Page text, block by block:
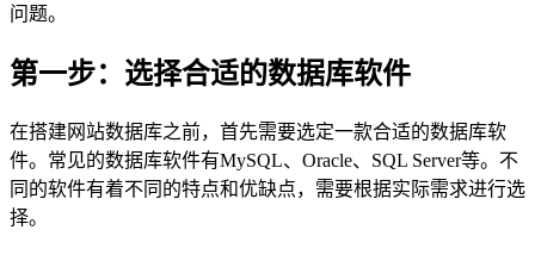
问题。
第一步：选择合适的数据库软件
在搭建网站数据库之前，首先需要选定一款合适的数据库软
件。常见的数据库软件有MySQL、Oracle、SQL Server等。不
同的软件有着不同的特点和优缺点，需要根据实际需求进行选
择。